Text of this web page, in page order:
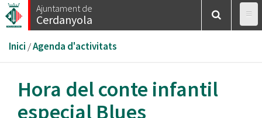
Vés
al
Ajuntament de
Cerdanyola
Esteu
aquí
Inici /Agenda d'activitats
Hora del conte infantil
especial Blues